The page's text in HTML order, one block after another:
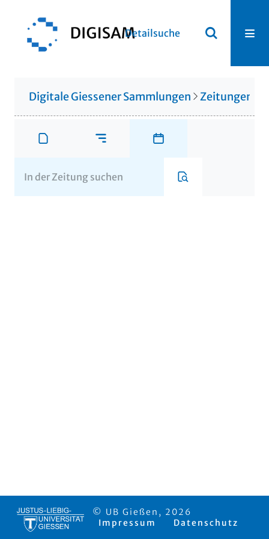
Detailsuche
Digitale Giessener Sammlungen Zeitungen
© UB Gießen, 2026
Impressum
Datenschutz